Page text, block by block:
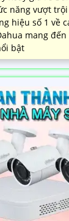
năng vượt
hiệu số 1 về
mang
bật